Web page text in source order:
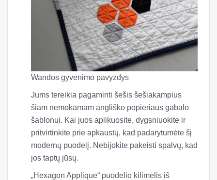
Wandos gyvenimo pavyzdys
Jums tereikia pagaminti šešis šešiakampius
šiam nemokamam angliško popieriaus gabalo
šablonui. Kai juos aplikuosite, dygsniuokite ir
pritvirtinkite prie apkaustų, kad padarytumėte šį
modernų puodelį. Nebijokite pakeisti spalvų, kad
jos taptų jūsų.
„Hexagon Applique“ puodelio kilimėlis iš